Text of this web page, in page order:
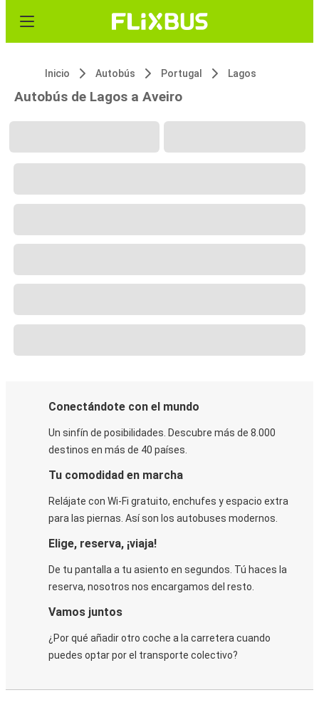
Inicio Autobús Portugal Lagos
Autobús de Lagos a Aveiro
Conectándote con el mundo
Un sinfín de posibilidades. Descubre más de 8.000
destinos en más de 40 países.
Tu comodidad en marcha
Relájate con Wi-Fi gratuito, enchufes y espacio extra
para las piernas. Así son los autobuses modernos.
Elige, reserva, ¡viaja!
De tu pantalla a tu asiento en segundos. Tú haces la
reserva, nosotros nos encargamos del resto.
Vamos juntos
¿Por qué añadir otro coche a la carretera cuando
puedes optar por el transporte colectivo?